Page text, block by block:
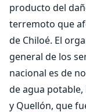
producto del
terremoto que
de Chiloé. El
general de los
nacional es de
de agua potable,
y Quellón, que